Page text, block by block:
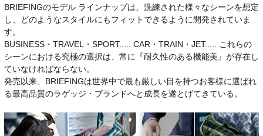
BRIEFINGのモデル ラインナップは、洗練された様々なシーンを想定
し、どのようなスタイルにもフィットできるように開発されていま
す。
BUSINESS・TRAVEL・SPORT..... CAR・TRAIN・JET..... これらの
シーンにおける究極の選択は、常に『耐久性のある機能美』が存在し
ていなければならない。
発売以来、BRIEFINGは世界中で最も厳しい目を持つお客様に選ばれ
る最高品質のラゲッジ・ブランドへと成長を遂とげてきている。